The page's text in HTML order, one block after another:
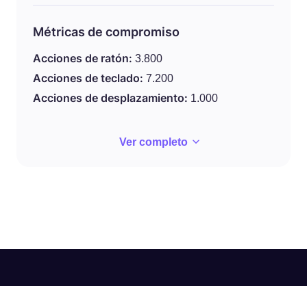
Métricas de compromiso
Acciones de ratón: 3.800
Acciones de teclado: 7.200
Acciones de desplazamiento: 1.000
Ver completo